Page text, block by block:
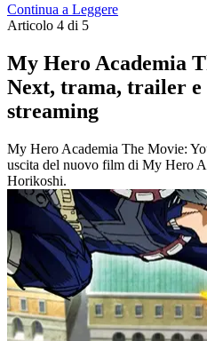
Continua a Leggere
Articolo 4 di 5
My Hero Academia
Next, trama, trailer e
streaming
My Hero Academia The Movie:
uscita del nuovo film di My Hero
Horikoshi.